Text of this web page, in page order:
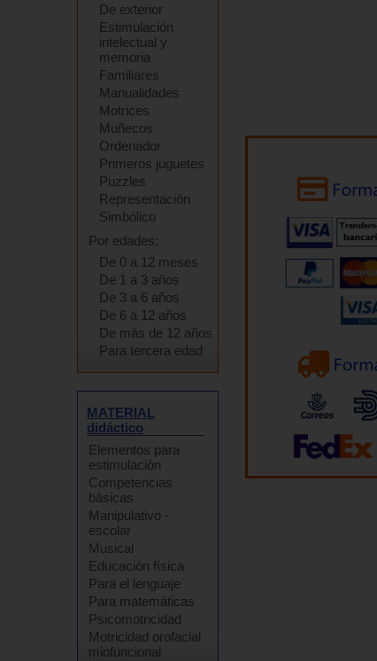
De exterior
Estimulación
intelectual y
memoria
Familiares
Manualidades
Motrices
Muñecos
Ordenador
Primeros juguetes
Puzzles
Representación
Simbólico
Por edades:
De 0 a 12 meses
De 1 a 3 años
De 3 a 6 años
De 6 a 12 años
De más de 12 años
Para tercera edad
MATERIAL
didáctico
Elementos para
estimulación
Competencias
básicas
Manipulativo -
escolar
Musical
Educación física
Para el lenguaje
Para matemáticas
Psicomotricidad
Motricidad orofacial
miofuncional